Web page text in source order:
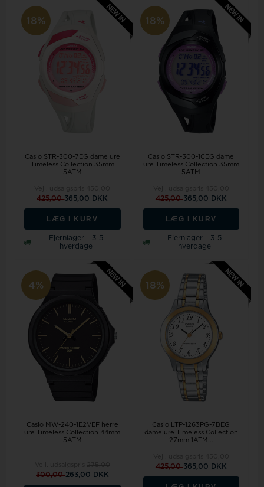
18%
Casio STR-300-7EG dame ure
Timeless Collection 35mm
5ATM
425,00365,00 DKK
LÆG I KURV
Fjernlager - 3-5
hverdage
18%
Casio STR-300-1CEG dame
ure Timeless Collection 35mm
5ATM
425,00365,00 DKK
LÆG I KURV
Fjernlager - 3-5
hverdage
4%
Casio MW-240-1E2VEF herre
ure Timeless Collection 44mm
5ATM
300,00263,00 DKK
18%
Casio LTP-1263PG-7BEG
dame ure Timeless Collection
27mm 1ATM...
425,00365,00 DKK